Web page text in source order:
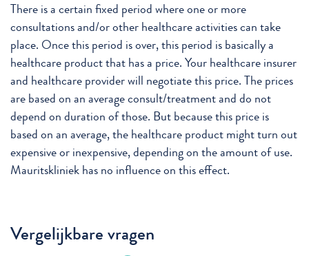
There is a certain fixed period where one or more
consultations and/or other healthcare activities can take
place. Once this period is over, this period is basically a
healthcare product that has a price. Your healthcare insurer
and healthcare provider will negotiate this price. The prices
are based on an average consult/treatment and do not
depend on duration of those. But because this price is
based on an average, the healthcare product might turn out
expensive or inexpensive, depending on the amount of use.
Mauritskliniek has no influence on this effect.
Vergelijkbare vragen